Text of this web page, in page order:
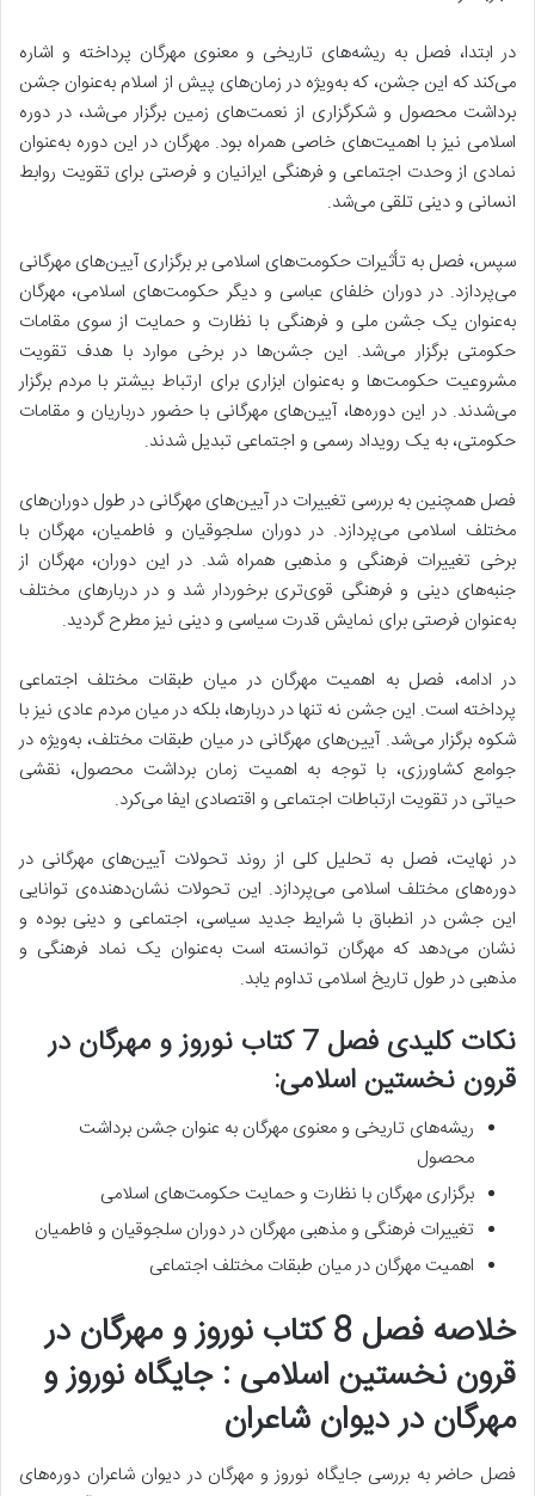
در ابتدا، فصل به ریشه‌های تاریخی و معنوی مهرگان پرداخته و اشاره
می‌کند که این جشن، که به‌ویژه در زمان‌های پیش از اسلام به‌عنوان جشن
برداشت محصول و شکرگزاری از نعمت‌های زمین برگزار می‌شد، در دوره
اسلامی نیز با اهمیت‌های خاصی همراه بود. مهرگان در این دوره به‌عنوان
نمادی از وحدت اجتماعی و فرهنگی ایرانیان و فرصتی برای تقویت روابط
انسانی و دینی تلقی می‌شد.
سپس، فصل به تأثیرات حکومت‌های اسلامی بر برگزاری آیین‌های مهرگانی
می‌پردازد. در دوران خلفای عباسی و دیگر حکومت‌های اسلامی، مهرگان
به‌عنوان یک جشن ملی و فرهنگی با نظارت و حمایت از سوی مقامات
حکومتی برگزار می‌شد. این جشن‌ها در برخی موارد با هدف تقویت
مشروعیت حکومت‌ها و به‌عنوان ابزاری برای ارتباط بیشتر با مردم برگزار
می‌شدند. در این دوره‌ها، آیین‌های مهرگانی با حضور درباریان و مقامات
حکومتی، به یک رویداد رسمی و اجتماعی تبدیل شدند.
فصل همچنین به بررسی تغییرات در آیین‌های مهرگانی در طول دوران‌های
مختلف اسلامی می‌پردازد. در دوران سلجوقیان و فاطمیان، مهرگان با
برخی تغییرات فرهنگی و مذهبی همراه شد. در این دوران، مهرگان از
جنبه‌های دینی و فرهنگی قوی‌تری برخوردار شد و در دربارهای مختلف
به‌عنوان فرصتی برای نمایش قدرت سیاسی و دینی نیز مطرح گردید.
در ادامه، فصل به اهمیت مهرگان در میان طبقات مختلف اجتماعی
پرداخته است. این جشن نه تنها در دربارها، بلکه در میان مردم عادی نیز با
شکوه برگزار می‌شد. آیین‌های مهرگانی در میان طبقات مختلف، به‌ویژه در
جوامع کشاورزی، با توجه به اهمیت زمان برداشت محصول، نقشی
حیاتی در تقویت ارتباطات اجتماعی و اقتصادی ایفا می‌کرد.
در نهایت، فصل به تحلیل کلی از روند تحولات آیین‌های مهرگانی در
دوره‌های مختلف اسلامی می‌پردازد. این تحولات نشان‌دهنده‌ی توانایی
این جشن در انطباق با شرایط جدید سیاسی، اجتماعی و دینی بوده و
نشان می‌دهد که مهرگان توانسته است به‌عنوان یک نماد فرهنگی و
مذهبی در طول تاریخ اسلامی تداوم یابد.
نکات کلیدی فصل 7 کتاب نوروز و مهرگان در
قرون نخستین اسلامی:
ریشه‌های تاریخی و معنوی مهرگان به عنوان جشن برداشت
محصول
برگزاری مهرگان با نظارت و حمایت حکومت‌های اسلامی
تغییرات فرهنگی و مذهبی مهرگان در دوران سلجوقیان و فاطمیان
اهمیت مهرگان در میان طبقات مختلف اجتماعی
خلاصه فصل 8 کتاب نوروز و مهرگان در
قرون نخستین اسلامی : جایگاه نوروز و
مهرگان در دیوان شاعران
فصل حاضر به بررسی جایگاه نوروز و مهرگان در دیوان شاعران دوره‌های